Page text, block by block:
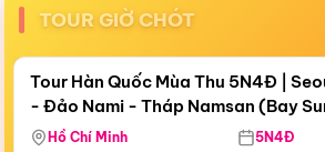
TOUR GIỜ CHÓT
Còn18 ngày 09:23:09
Bay Sun Phuquoc Airways
Tour Hàn Quốc Mùa Thu 5N4Đ |
- Đảo Nami - Tháp Namsan (Bay
Airways)
Hồ Chí Minh 5N4Đ